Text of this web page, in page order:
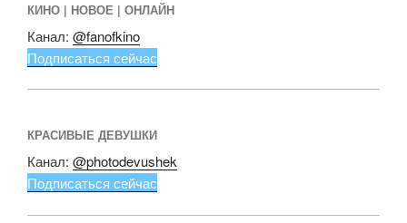
КИНО | НОВОЕ | ОНЛАЙН
Канал: @fanofkino
Подписаться сейчас
КРАСИВЫЕ ДЕВУШКИ
Канал: @photodevushek
Подписаться сейчас